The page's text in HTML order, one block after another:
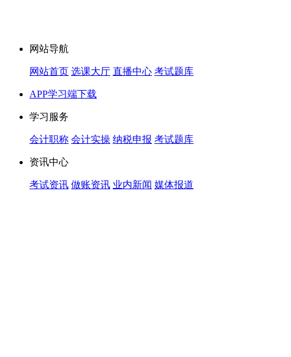
网站导航
网站首页 选课大厅 直播中心 考试题库
APP学习端下载
学习服务
会计职称 会计实操 纳税申报 考试题库
资讯中心
考试资讯 做账资讯 业内新闻 媒体报道